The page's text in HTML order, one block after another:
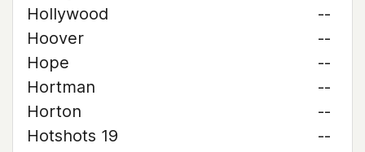
Hollywood
--
Hoover
--
Hope
--
Hortman
--
Horton
--
Hotshots 19
--